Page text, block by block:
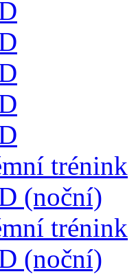
trénink
(noční)
trénink
(noční)